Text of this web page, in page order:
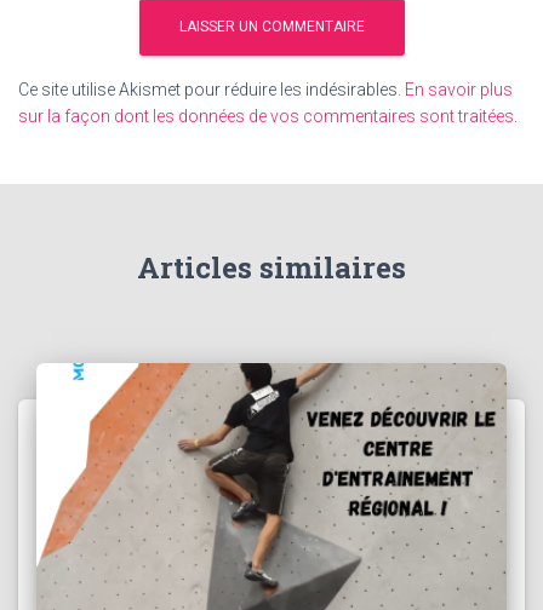
Ce site utilise Akismet pour réduire les indésirables. En savoir plus
sur la façon dont les données de vos commentaires sont traitées
Articles similaires